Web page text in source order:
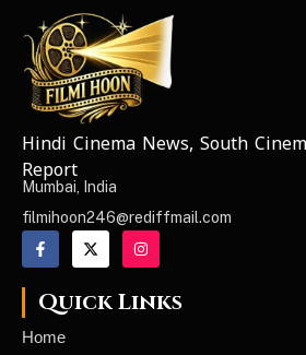
NEWS ELEMENTOR
Hindi Cinema News, South
Report
Mumbai, India
filmihoon246@rediffmail.com
Quick Links
Home